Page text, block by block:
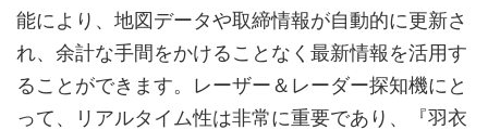
能により、地図データや取締情報が自動的に更新さ
れ、余計な手間をかけることなく最新情報を活用す
ることができます。レーザー＆レーダー探知機にと
って、リアルタイム性は非常に重要であり、『羽衣